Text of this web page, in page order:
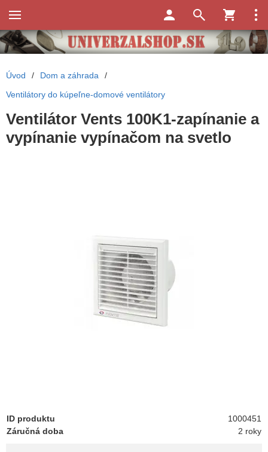
Úvod / Dom a záhrada
/
Ventilátory do kúpeľne-domové ventilátory
Ventilátor Vents 100K1-zapínanie a
vypínanie vypínačom na svetlo
ID produktu
1000451
Záručná doba
2 roky